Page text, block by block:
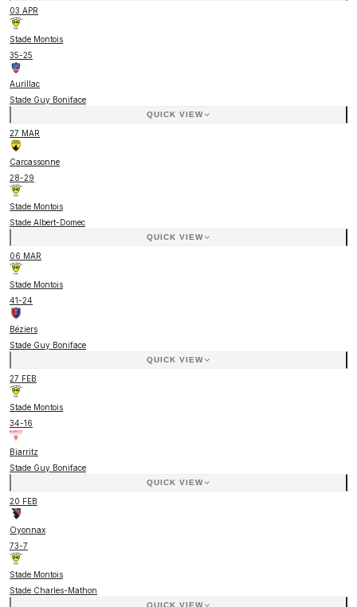
03 APR
Stade Montois
35-25
Aurillac
Stade Guy Boniface
QUICK VIEW
27 MAR
Carcassonne
28-29
Stade Montois
Stade Albert-Domec
QUICK VIEW
06 MAR
Stade Montois
41-24
Béziers
Stade Guy Boniface
QUICK VIEW
27 FEB
Stade Montois
34-16
Biarritz
Stade Guy Boniface
QUICK VIEW
20 FEB
Oyonnax
73-7
Stade Montois
Stade Charles-Mathon